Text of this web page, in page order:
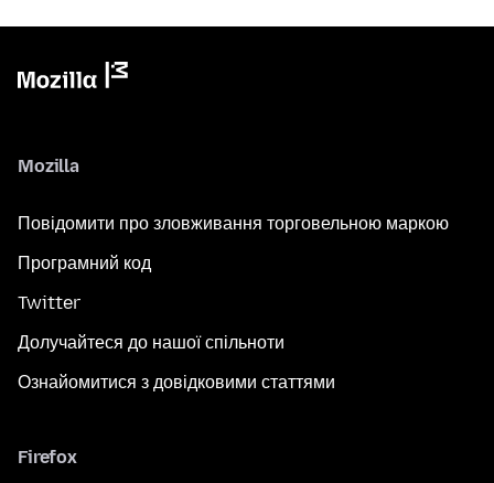
Mozilla
Повідомити про зловживання торговельною маркою
Програмний код
Twitter
Долучайтеся до нашої спільноти
Ознайомитися з довідковими статтями
Firefox